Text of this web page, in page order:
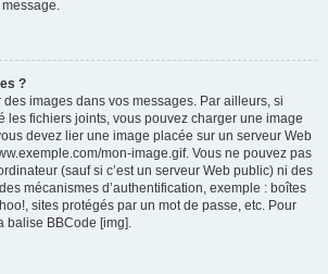
?
images dans vos messages. Par ailleurs, si
les fichiers joints, vous pouvez charger une image
devez lier une image placée sur un serveur Web
mon-image.gif. Vous ne pouvez pas
(sauf si c’est un serveur Web public) ni des
mécanismes d’authentification, exemple : boîtes
sites protégés par un mot de passe, etc. Pour
balise BBCode [img].